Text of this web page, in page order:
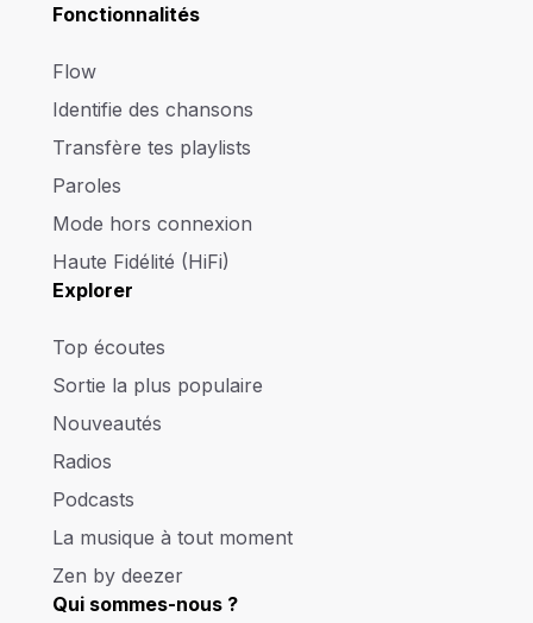
Fonctionnalités
Flow
Identifie des chansons
Transfère tes playlists
Paroles
Mode hors connexion
Haute Fidélité (HiFi)
Explorer
Top écoutes
Sortie la plus populaire
Nouveautés
Radios
Podcasts
La musique à tout moment
Zen by deezer
Qui sommes-nous ?